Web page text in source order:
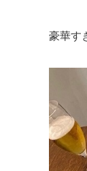
豪華す